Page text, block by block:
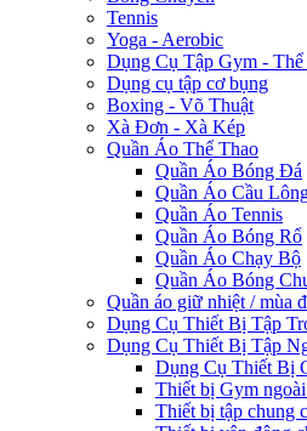
Tennis
Yoga - Aerobic
Dụng Cụ Tập Gym -
Dụng cụ tập cơ bụng
Boxing - Võ Thuật
Xà Đơn - Xà Kép
Quần Áo Thể Thao
Quần Áo Bóng Đá
Quần Áo Cầu
Quần Áo Tennis
Quần Áo Bóng Rổ
Quần Áo Chạy Bộ
Quần Áo Bóng
Quần áo giữ nhiệt / mùa
Dụng Cụ Thiết Bị Tập
Dụng Cụ Thiết Bị Tập
Dụng Cụ Thiết Bị
Thiết bị Gym
Thiết bị tập chung